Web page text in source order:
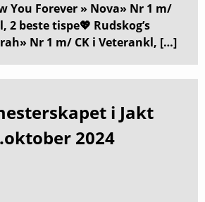
You Forever » Nova» Nr 1 m/
2 beste tispe💖 Rudskog’s
Nr 1 m/ CK i Veterankl, […]
i Jakt
2024